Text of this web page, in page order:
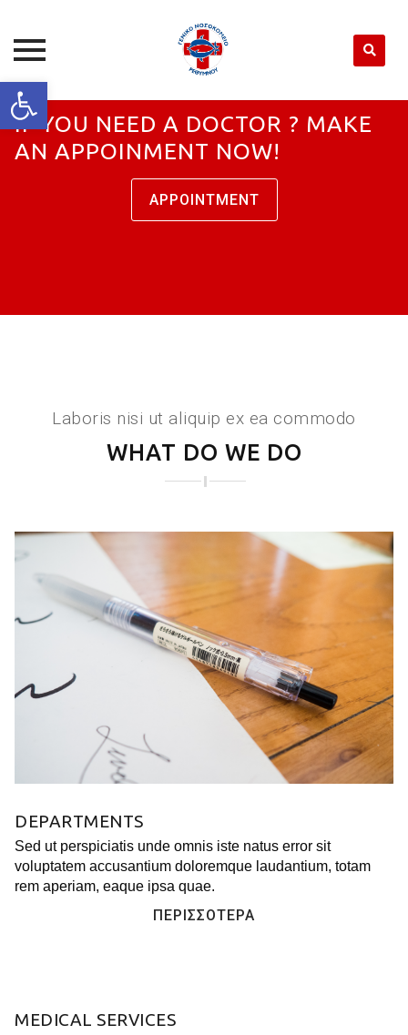
Open toolbar
Skip
to
content
IF YOU NEED A DOCTOR ? MAKE
AN APPOINMENT NOW!
APPOINTMENT
Laboris nisi ut aliquip ex ea commodo
WHAT DO WE DO
DEPARTMENTS
Sed ut perspiciatis unde omnis iste natus error sit
voluptatem accusantium doloremque laudantium, totam
rem aperiam, eaque ipsa quae.
ΠΕΡΙΣΣΌΤΕΡΑ
MEDICAL SERVICES